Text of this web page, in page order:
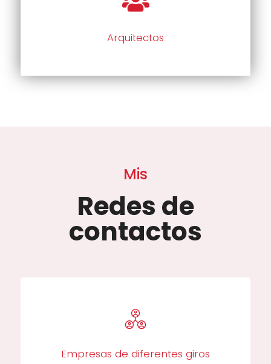
Arquitectos
Mis
Redes de
contactos
Empresas de diferentes giros